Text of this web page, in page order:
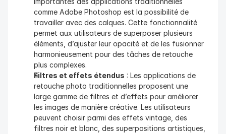
comme Adobe Photoshop est la possibilité de
travailler avec des calques. Cette fonctionnalité
permet aux utilisateurs de superposer plusieurs
éléments, d’ajuster leur opacité et de les fusionner
harmonieusement pour des tâches de retouche
plus complexes.
Filtres et effets étendus : Les applications de
retouche photo traditionnelles proposent une
large gamme de filtres et d’effets pour améliorer
les images de manière créative. Les utilisateurs
peuvent choisir parmi des effets vintage, des
filtres noir et blanc, des superpositions artistiques,